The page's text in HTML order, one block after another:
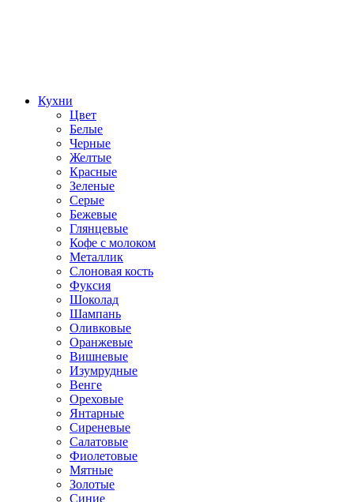
Кухни
Цвет
Белые
Черные
Желтые
Красные
Зеленые
Серые
Бежевые
Глянцевые
Кофе с молоком
Металлик
Слоновая кость
Фуксия
Шоколад
Шампань
Оливковые
Оранжевые
Вишневые
Изумрудные
Венге
Ореховые
Янтарные
Сиреневые
Салатовые
Фиолетовые
Мятные
Золотые
Синие